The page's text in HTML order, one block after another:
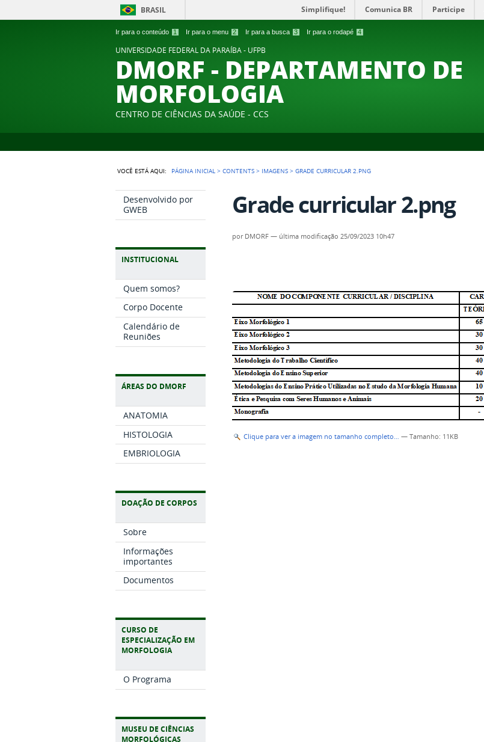
Ir para o conteúdo 1 Ir para o menu 2 Ir para a busca 3 Ir para o rodapé 4
BRASIL Simplifique! Comunica BR Participe
UNIVERSIDADE FEDERAL DA PARAÍBA - UFPB
DMORF - DEPARTAMENTO DE
MORFOLOGIA
CENTRO DE CIÊNCIAS DA SAÚDE - CCS
VOCÊ ESTÁ AQUI: PÁGINA INICIAL >CONTENTS > IMAGENS >GRADE CURRICULAR 2.PNG
Desenvolvido por
GWEB
INSTITUCIONAL
Quem somos?
Corpo Docente
Calendário de
Reuniões
ÁREAS DO DMORF
ANATOMIA
HISTOLOGIA
EMBRIOLOGIA
DOAÇÃO DE CORPOS
Sobre
Informações
importantes
Documentos
CURSO DE
ESPECIALIZAÇÃO EM
MORFOLOGIA
O Programa
MUSEU DE CIÊNCIAS
MORFOLÓGICAS
Grade curricular 2.png
por DMORF — última modificação 25/09/2023 10h47
Clique para ver a imagem no tamanho completo… —Tamanho: 11KB